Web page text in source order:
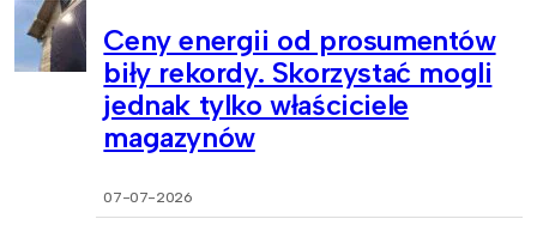
Ceny energii od prosumentów
biły rekordy. Skorzystać mogli
jednak tylko właściciele
magazynów
07-07-2026